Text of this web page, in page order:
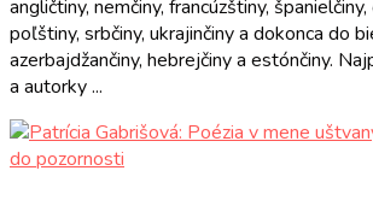
angličtiny, nemčiny, francúzštiny,
poľštiny, srbčiny, ukrajinčiny a dokonca do
azerbajdžančiny, hebrejčiny a estónčiny.
a autorky ...
do pozornosti